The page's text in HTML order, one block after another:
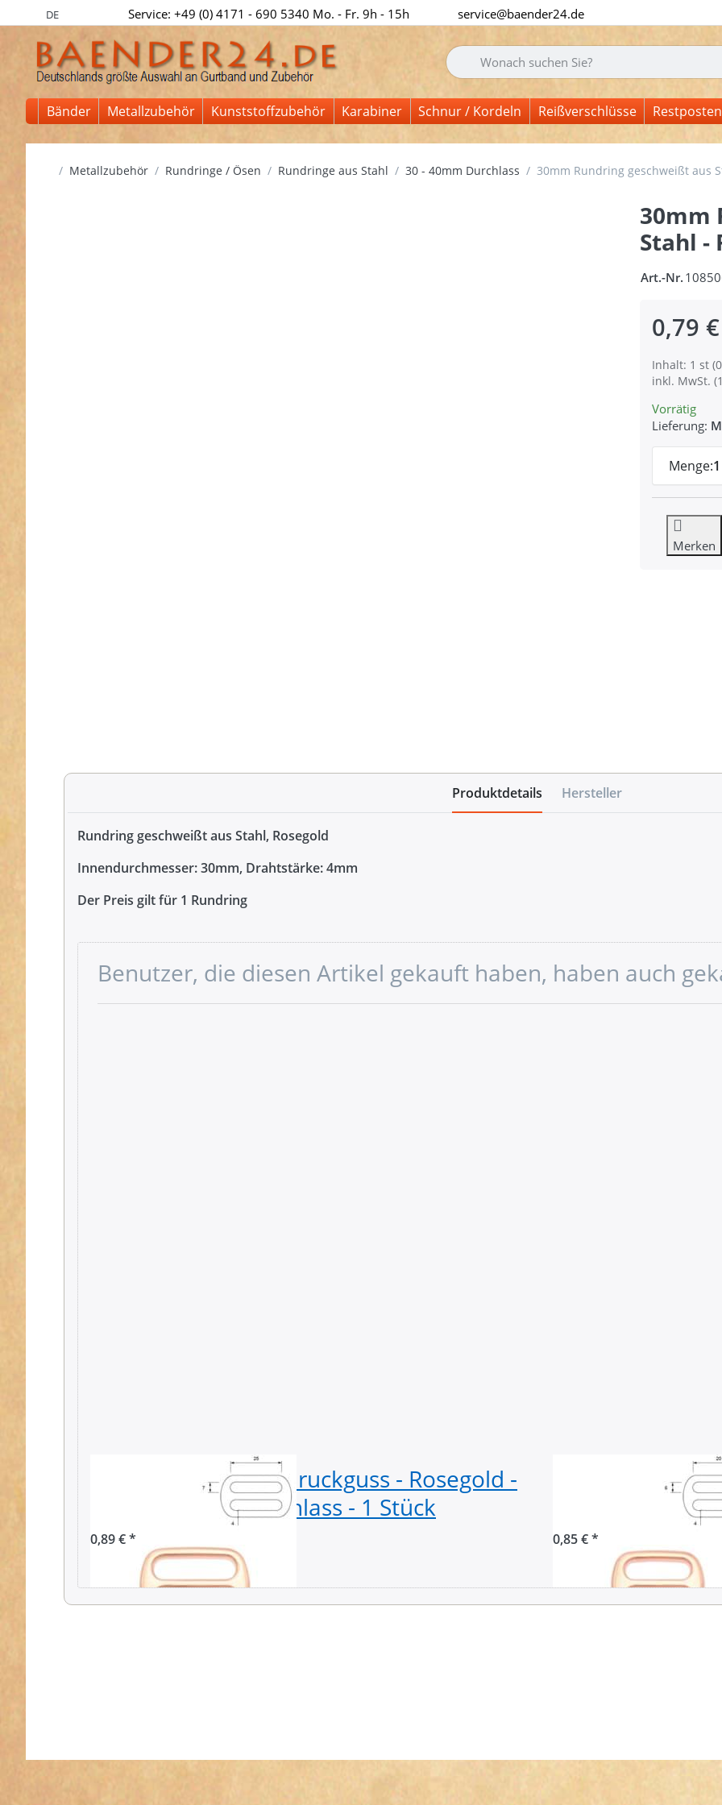
DE Service: +49 (0) 4171 - 690 5340 Mo. - Fr. 9h - 15h service@baender24.de
Geben Sie einen Suchbegriff ein. Während Sie
Bänder Metallzubehör Kunststoffzubehör Karabiner Schnur / Kordeln Reißverschlüsse Restposten
Startseite
Metallzubehör Rundringe / Ösen Rundringe aus Stahl 30 - 40mm Durchlass 30mm Rundring geschweißt aus
30mm
Stahl -
Art.-Nr.
0,79 €
Inhalt: 1 st
inkl. MwSt.
Vorrätig
Lieferung:
Menge:1
Merken
Produktdetails Hersteller
Rundring geschweißt aus Stahl, Rosegold
Innendurchmesser: 30mm, Drahtstärke: 4mm
Der Preis gilt für 1 Rundring
Benutzer, die diesen Artikel gekauft haben, haben auch
Regulator aus Zinkdruckguss - Rosegold -
25mm breiter Durchlass - 1 Stück
0,89 € *
Regulator aus
20mm breiter
0,85 € *